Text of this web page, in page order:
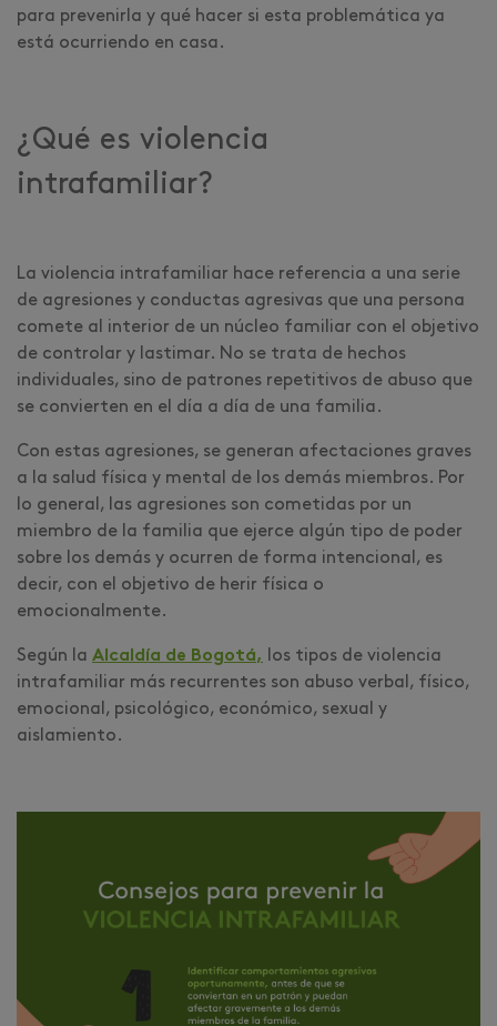
para prevenirla y qué hacer si esta problemática ya
está ocurriendo en casa.
¿Qué es violencia
intrafamiliar?
La violencia intrafamiliar hace referencia a una serie
de agresiones y conductas agresivas que una persona
comete al interior de un núcleo familiar con el objetivo
de controlar y lastimar. No se trata de hechos
individuales, sino de patrones repetitivos de abuso que
se convierten en el día a día de una familia.
Con estas agresiones, se generan afectaciones graves
a la salud física y mental de los demás miembros. Por
lo general, las agresiones son cometidas por un
miembro de la familia que ejerce algún tipo de poder
sobre los demás y ocurren de forma intencional, es
decir, con el objetivo de herir física o
emocionalmente.
Según la Alcaldía de Bogotá,
los tipos de violencia
intrafamiliar más recurrentes son abuso verbal, físico,
emocional, psicológico, económico, sexual y
aislamiento.